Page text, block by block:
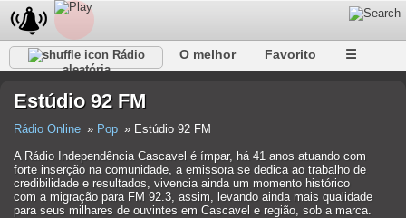
Rádio
aleatória
O melhor Favorito ☰
Estúdio 92 FM
Rádio Online Pop
Estúdio 92 FM
A Rádio Independência Cascavel é ímpar, há 41 anos atuando com
forte inserção na comunidade, a emissora se dedica ao trabalho de
credibilidade e resultados, vivencia ainda um momento histórico
com a migração para FM 92.3, assim, levando ainda mais qualidade
para seus milhares de ouvintes em Cascavel e região, sob a marca.